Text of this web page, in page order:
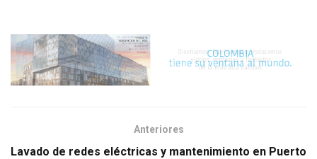
Anteriores
Lavado de redes eléctricas y mantenimiento en Puerto